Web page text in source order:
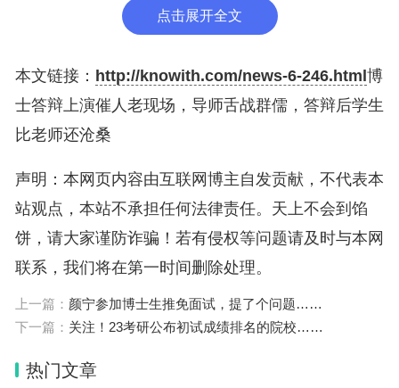
生比老师还沧桑
待遇和就业也会拥有更多优势，毕竟高学历也会拥有
一些 光环 的。
上了博士，更困难的还在后面，很多人都觉得考上博
士非常的难，但等到顺利上岸就会觉得 ，完成博士的
学业才是最难的。
相信很多人对于答辩并不陌生，尤其现在很多大学生
点击展开全文
本文链接： http://knowith.com/news-6-246.html 博
士答辩上演催人老现场，导师舌战群儒，答辩后学生
比老师还沧桑
声明：本网页内容由互联网博主自发贡献，不代表本
站观点，本站不承担任何法律责任。天上不会到馅
饼，请大家谨防诈骗！若有侵权等问题请及时与本网
联系，我们将在第一时间删除处理。
上一篇： 颜宁参加博士生推免面试，提了个问题……
下一篇： 关注！23考研公布初试成绩排名的院校……
热门文章